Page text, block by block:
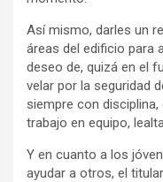
Así mismo, darles un
áreas del edificio para
deseo de, quizá en el
velar por la seguridad
siempre con
trabajo en equipo,
Y en cuanto a los
ayudar a otros, el